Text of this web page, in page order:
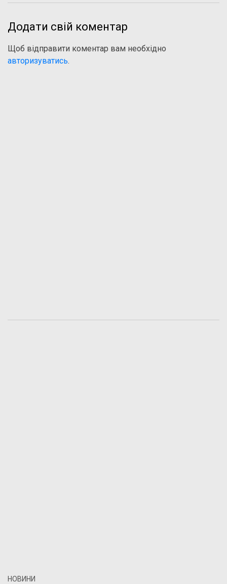
Додати свій коментар
Щоб відправити коментар вам необхідно
авторизуватись.
НОВИНИ